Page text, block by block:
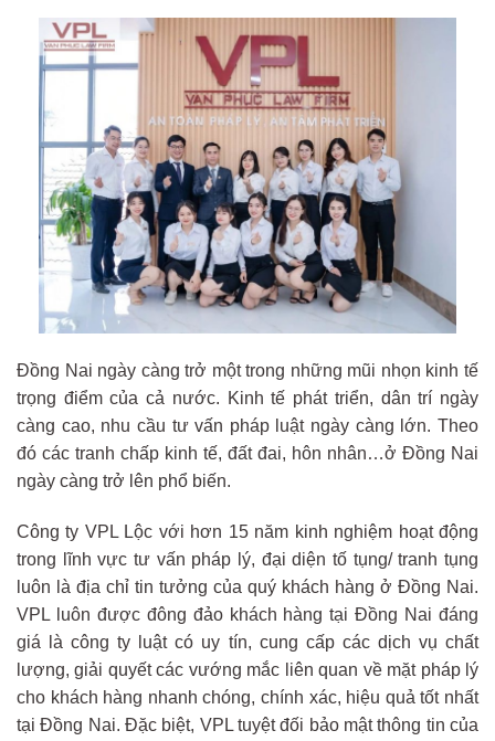
Đồng Nai ngày càng trở một trong những mũi nhọn kinh tế
trọng điểm của cả nước. Kinh tế phát triển, dân trí ngày
càng cao, nhu cầu tư vấn pháp luật ngày càng lớn. Theo
đó các tranh chấp kinh tế, đất đai, hôn nhân…ở Đồng Nai
ngày càng trở lên phổ biến.
Công ty VPL Lộc với hơn 15 năm kinh nghiệm hoạt động
trong lĩnh vực tư vấn pháp lý, đại diện tố tụng/ tranh tụng
luôn là địa chỉ tin tưởng của quý khách hàng ở Đồng Nai.
VPL luôn được đông đảo khách hàng tại Đồng Nai đáng
giá là công ty luật có uy tín, cung cấp các dịch vụ chất
lượng, giải quyết các vướng mắc liên quan về mặt pháp lý
cho khách hàng nhanh chóng, chính xác, hiệu quả tốt nhất
tại Đồng Nai. Đặc biệt, VPL tuyệt đối bảo mật thông tin của